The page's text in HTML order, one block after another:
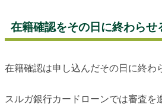
在籍確認をその日に終わらせ
在籍確認は申し込んだその日に終わ
スルガ銀行カードローンでは審査を